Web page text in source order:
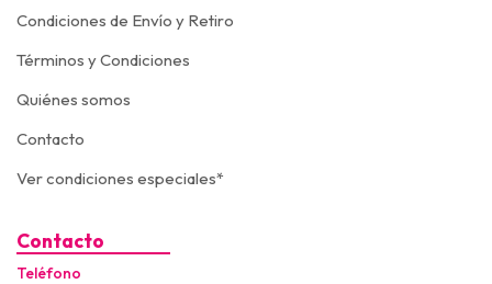
Condiciones de Envío y Retiro
Términos y Condiciones
Quiénes somos
Contacto
Ver condiciones especiales*
Contacto
Teléfono